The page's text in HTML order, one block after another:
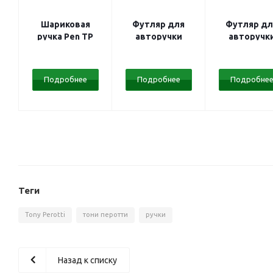
Шариковая
ручка Pen TP
Подробнее
Футляр для
авторучки
Подробнее
Футляр
Подробнее
Теги
Tony Perotti тони перотти ручки
Назад к списку